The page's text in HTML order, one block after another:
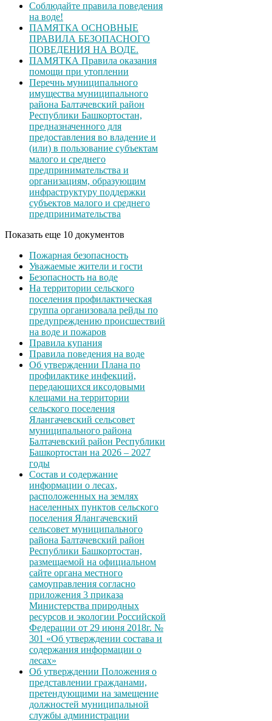
Соблюдайте правила поведения
на воде!
ПАМЯТКА ОСНОВНЫЕ
ПРАВИЛА БЕЗОПАСНОГО
ПОВЕДЕНИЯ НА ВОДЕ.
ПАМЯТКА Правила оказания
помощи при утоплении
Перечнь муниципального
имущества муниципального
района Балтачевский район
Республики Башкортостан,
предназначенного для
предоставления во владение и
(или) в пользование субъектам
малого и среднего
предпринимательства и
организациям, образующим
инфраструктуру поддержки
субъектов малого и среднего
предпринимательства
Показать еще 10 документов
Пожарная безопасность
Уважаемые жители и гости
Безопасность на воде
На территории сельского
поселения профилактическая
группа организовала рейды по
предупреждению происшествий
на воде и пожаров
Правила купания
Правила поведения на воде
Об утверждении Плана по
профилактике инфекций,
передающихся иксодовыми
клещами на территории
сельского поселения
Ялангачевский сельсовет
муниципального района
Балтачевский район Республики
Башкортостан на 2026 – 2027
годы
Состав и содержание
информации о лесах,
расположенных на землях
населенных пунктов сельского
поселения Ялангачевский
сельсовет муниципального
района Балтачевский район
Республики Башкортостан,
размещаемой на официальном
сайте органа местного
самоуправления согласно
приложения 3 приказа
Министерства природных
ресурсов и экологии Российской
Федерации от 29 июня 2018г. №
301 «Об утверждении состава и
содержания информации о
лесах»
Об утверждении Положения о
представлении гражданами,
претендующими на замещение
должностей муниципальной
службы администрации